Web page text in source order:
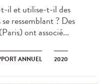
il et utilise-t-il des
ressemblant ? Des
ont associé...
ANNUEL 2020